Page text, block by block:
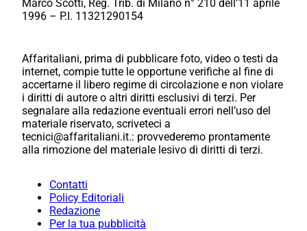
Marco Scotti, Reg. Trib. di Milano n° 210 dell’11 aprile
1996 – P.I. 11321290154
Affaritaliani, prima di pubblicare foto, video o testi da
internet, compie tutte le opportune verifiche al fine di
accertarne il libero regime di circolazione e non violare
i diritti di autore o altri diritti esclusivi di terzi. Per
segnalare alla redazione eventuali errori nell’uso del
materiale riservato, scriveteci a
tecnici@affaritaliani.it.: provvederemo prontamente
alla rimozione del materiale lesivo di diritti di terzi.
Contatti
Policy Editoriali
Redazione
Per la tua pubblicità